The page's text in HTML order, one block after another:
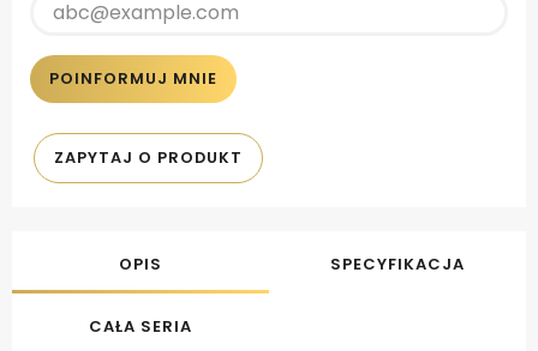
POINFORMUJ MNIE
ZAPYTAJ O PRODUKT
OPIS SPECYFIKACJA
CAŁA SERIA